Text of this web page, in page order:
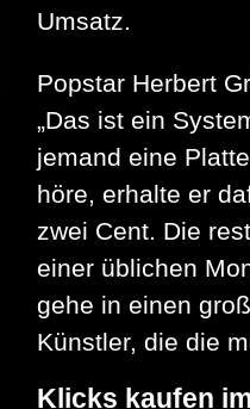
Umsatz.
Popstar Herbert
„Das ist ein
jemand eine
höre, erhalte er
zwei Cent. Die
einer üblichen
gehe in einen
Künstler, die die
Klicks kaufen